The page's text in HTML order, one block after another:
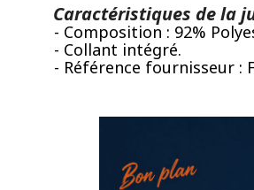
Caractéristiques de la
- Composition : 92%
- Collant intégré.
- Référence fournisseur :